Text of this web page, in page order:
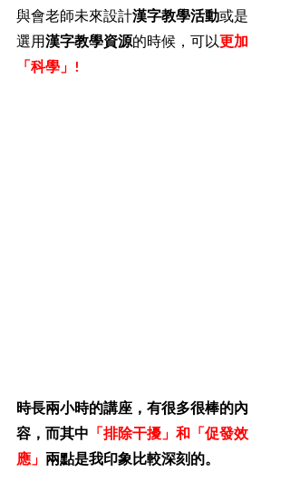
與會老師未來設計漢字教學活動或是
選用漢字教學資源的時候，可以更加
「科學」!
時長兩小時的講座，有很多很棒的內
容，而其中 「排除干擾」和「促發效
應」 兩點是我印象比較深刻的。